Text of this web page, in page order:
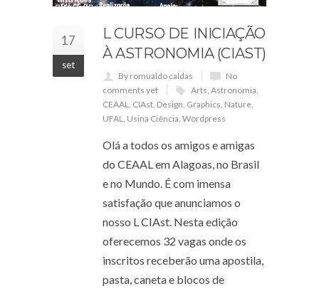
17
set
L CURSO DE INICIAÇÃO
À ASTRONOMIA (CIAST)
By romualdo caldas
No
comments yet
Arts, Astronomia,
CEAAL, CIAst, Design, Graphics, Nature,
UFAL, Usina Ciência, Wordpress
Olá a todos os amigos e amigas
do CEAAL em Alagoas, no Brasil
e no Mundo. É com imensa
satisfação que anunciamos o
nosso L CIAst. Nesta edição
oferecemos 32 vagas onde os
inscritos receberão uma apostila,
pasta, caneta e blocos de